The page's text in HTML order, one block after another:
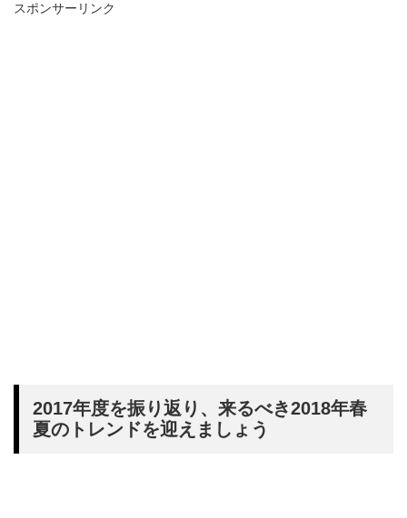
スポンサーリンク
2017年度を振り返り、来るべき2018年春
夏のトレンドを迎えましょう